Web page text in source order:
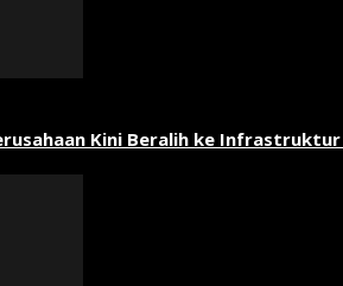
Kini Beralih ke Infrastruktur